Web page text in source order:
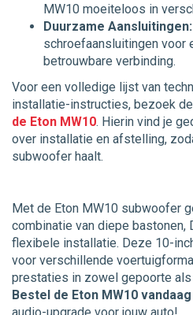
MW10 moeiteloos in
Duurzame Aansluitingen:
schroefaansluitingen voor
betrouwbare verbinding.
Voor een volledige lijst van
installatie-instructies, bezoek de
de Eton MW10. Hierin vind je
over installatie en afstelling,
subwoofer haalt.
Met de Eton MW10 subwoofer
combinatie van diepe bastonen,
flexibele installatie. Deze 10-
voor verschillende
prestaties in zowel gepoorte
Bestel de Eton MW10 vandaag